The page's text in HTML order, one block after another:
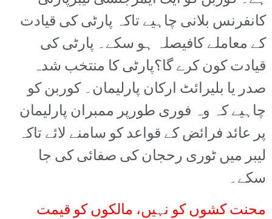
کانفرنس بلانی چاہیے تاکہ پارٹی کی قیادت
کے معاملے کافیصلہ ہو سکے۔ پارٹی کی
قیادت کون کرے گا؟پارٹی کا منتخب شدہ
صدر یا بلیرائٹ ارکان پارلیمان۔ کوربن کو
چاہیے کہ وہ فوری طورپر ممبران پارلیمان
پر عائد فرائض کے قواعد کو سامنے لائے تاکہ
لیبر میں ٹوری رحجان کی صفائی کی جا
سکے۔
محنت کشوں کو نہیں، مالکوں کو قیمت